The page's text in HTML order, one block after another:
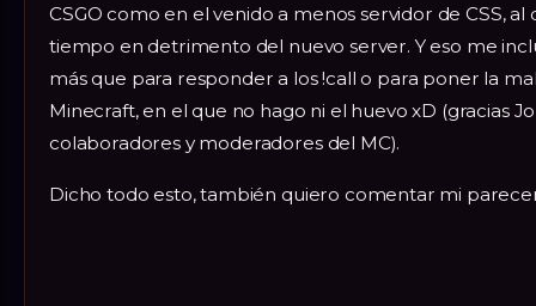
CSGO como en el venido a menos servidor de CSS,
tiempo en detrimento del nuevo server. Y eso me
más que para responder a los !call o para poner la
Minecraft, en el que no hago ni el huevo xD (gracias
colaboradores y moderadores del MC).
Dicho todo esto, también quiero comentar mi